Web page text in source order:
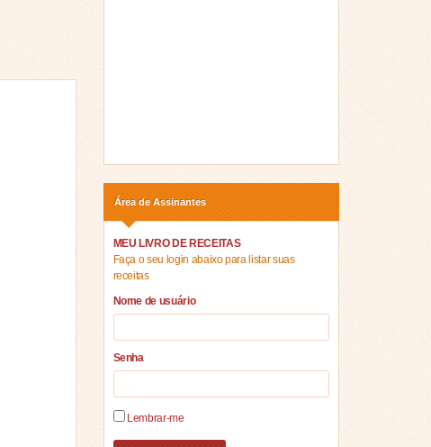
Área de Assinantes
MEU LIVRO DE RECEITAS
Faça o seu login abaixo para listar suas
receitas
Nome de usuário
Senha
Lembrar-me